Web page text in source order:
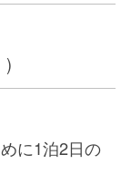
)
に1泊2日の